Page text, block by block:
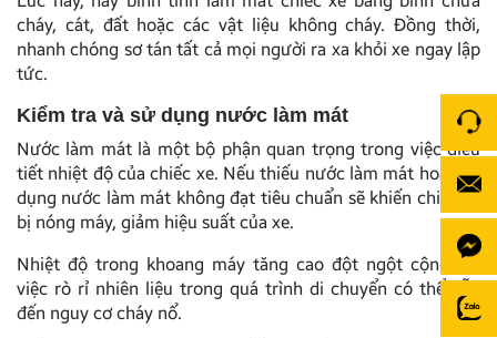
cháy, cát, đất hoặc các vật liệu không cháy. Đồng thời,
nhanh chóng sơ tán tất cả mọi người ra xa khỏi xe ngay lập
tức.
Kiểm tra và sử dụng nước làm mát
Nước làm mát là một bộ phận quan trọng trong việc điều
tiết nhiệt độ của chiếc xe. Nếu thiếu nước làm mát hoặc sử
dụng nước làm mát không đạt tiêu chuẩn sẽ khiến chiếc xe
bị nóng máy, giảm hiệu suất của xe.
Nhiệt độ trong khoang máy tăng cao đột ngột cộng với
việc rò rỉ nhiên liệu trong quá trình di chuyển có thể dẫn
đến nguy cơ cháy nổ.